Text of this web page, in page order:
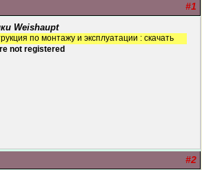
#1
Weishaupt
по монтажу и эксплуатации : скачать
not registered
#2